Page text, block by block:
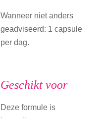
Wanneer niet anders
geadviseerd: 1 capsule
per dag.
Geschikt voor
Deze formule is